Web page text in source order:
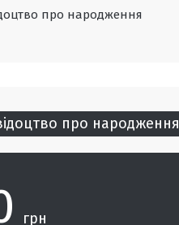
про народження
про народження
грн